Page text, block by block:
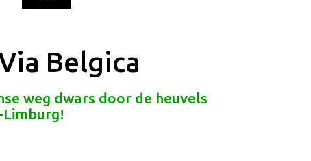
Belgica
weg dwars door de heuvels
Limburg!